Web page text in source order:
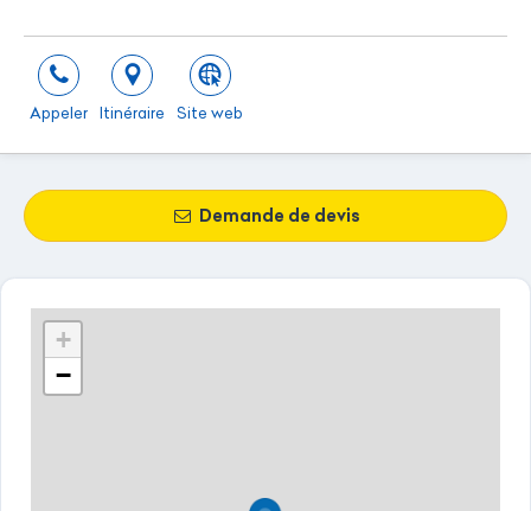
Appeler Itinéraire Site web
Demande de devis
+
−